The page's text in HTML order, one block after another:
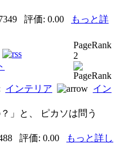
評価: 0.00
もっと詳
PageRank
2
インテリア
イン
」と、 ピカソは問う
評価: 0.00
もっと詳し